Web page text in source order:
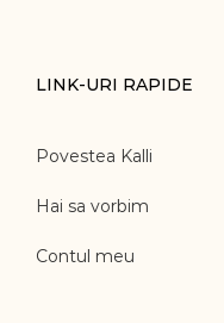
LINK-URI RAPIDE
Povestea Kalli
Hai sa vorbim
Contul meu